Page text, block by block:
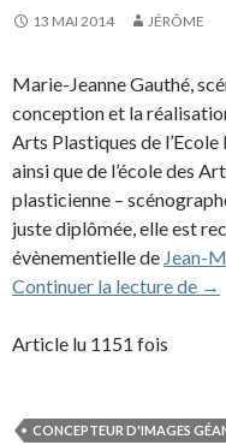
13 MAI 2014 JÉRÔME
Marie-Jeanne Gauthé,
conception et la
Arts Plastiques de
ainsi que de l’école des
plasticienne –
juste diplômée, elle est
évènementielle de Jean-
Continuer la lecture de →
Article lu 1151 fois
CONCEPTEUR D'IMAGES